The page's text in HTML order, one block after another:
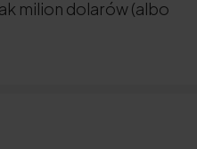
milion dolarów (albo